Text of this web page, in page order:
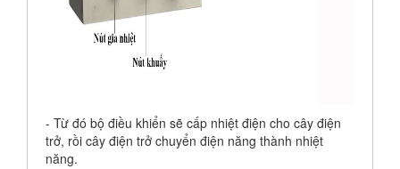
- Từ đó bộ điều khiển sẽ cấp nhiệt điện cho cây điện
trở, rồi cây điện trở chuyển điện năng thành nhiệt
năng.